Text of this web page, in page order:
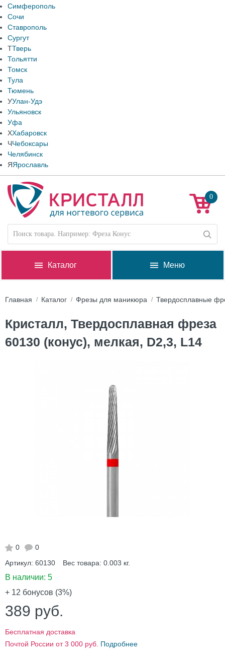
Симферополь
Сочи
Ставрополь
Сургут
ТТверь
Тольятти
Томск
Тула
Тюмень
УУлан-Удэ
Ульяновск
Уфа
ХХабаровск
ЧЧебоксары
Челябинск
ЯЯрославль
0
Каталог Меню
Главная Каталог Фрезы для маникюра Твердосплавные
Кристалл, Твердосплавная фреза
60130 (конус), мелкая, D2,3, L14
0
0
Артикул: 60130 Вес товара: 0.003 кг.
В наличии: 5
+ 12 бонусов (3%)
389 руб.
Бесплатная доставка
Почтой России от 3 000 руб. Подробнее